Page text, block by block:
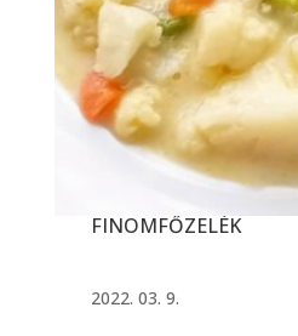
FINOMFŐZELÉK
2022. 03. 9.